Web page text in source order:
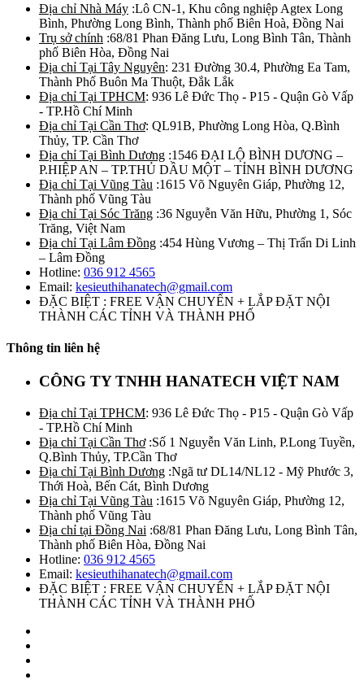
Địa chỉ Nhà Máy :Lô CN-1, Khu công nghiệp Agtex Long
Bình, Phường Long Bình, Thành phố Biên Hoà, Đồng Nai
Trụ sở chính :68/81 Phan Đăng Lưu, Long Bình Tân, Thành
phố Biên Hòa, Đồng Nai
Địa chỉ Tại Tây Nguyên: 231 Đường 30.4, Phường Ea Tam,
Thành Phố Buôn Ma Thuột, Đắk Lắk
Địa chỉ Tại TPHCM: 936 Lê Đức Thọ - P15 - Quận Gò Vấp
- TP.Hồ Chí Minh
Địa chỉ Tại Cần Thơ: QL91B, Phường Long Hòa, Q.Bình
Thủy, TP. Cần Thơ
Địa chỉ Tại Bình Dương :1546 ĐẠI LỘ BÌNH DƯƠNG –
P.HIỆP AN – TP.THỦ DẦU MỘT – TỈNH BÌNH DƯƠNG
Địa chỉ Tại Vũng Tàu :1615 Võ Nguyên Giáp, Phường 12,
Thành phố Vũng Tàu
Địa chỉ Tại Sóc Trăng :36 Nguyễn Văn Hữu, Phường 1, Sóc
Trăng, Việt Nam
Địa chỉ Tại Lâm Đồng :454 Hùng Vương – Thị Trấn Di Linh
– Lâm Đồng
Hotline: 036 912 4565
Email: kesieuthihanatech@gmail.com
ĐẶC BIỆT : FREE VẬN CHUYỂN + LẮP ĐẶT NỘI
THÀNH CÁC TỈNH VÀ THÀNH PHỐ
Thông tin liên hệ
CÔNG TY TNHH HANATECH VIỆT NAM
Địa chỉ Tại TPHCM: 936 Lê Đức Thọ - P15 - Quận Gò Vấp
- TP.Hồ Chí Minh
Địa chỉ Tại Cần Thơ:Số 1 Nguyễn Văn Linh, P.Long Tuyền,
Q.Bình Thủy, TP.Cần Thơ
Địa chỉ Tại Bình Dương :Ngã tư DL14/NL12 - Mỹ Phước 3,
Thới Hoà, Bến Cát, Bình Dương
Địa chỉ Tại Vũng Tàu :1615 Võ Nguyên Giáp, Phường 12,
Thành phố Vũng Tàu
Địa chỉ tại Đồng Nai :68/81 Phan Đăng Lưu, Long Bình Tân,
Thành phố Biên Hòa, Đồng Nai
Hotline: 036 912 4565
Email: kesieuthihanatech@gmail.com
ĐẶC BIỆT : FREE VẬN CHUYỂN + LẮP ĐẶT NỘI
THÀNH CÁC TỈNH VÀ THÀNH PHỐ